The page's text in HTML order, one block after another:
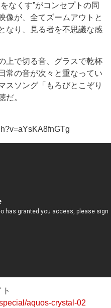
なくす”がコンセプトの同
像が、全てズームアウトと
なり、見る者を不思議な感
上で切る音、グラスで乾杯
常の音が次々と重なってい
スソング「もろびとこぞり
だ。
aquos-crystal-02